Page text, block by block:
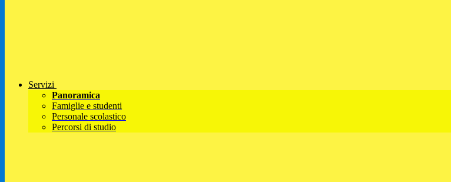
Servizi
Panoramica
Famiglie e studenti
Personale scolastico
Percorsi di studio